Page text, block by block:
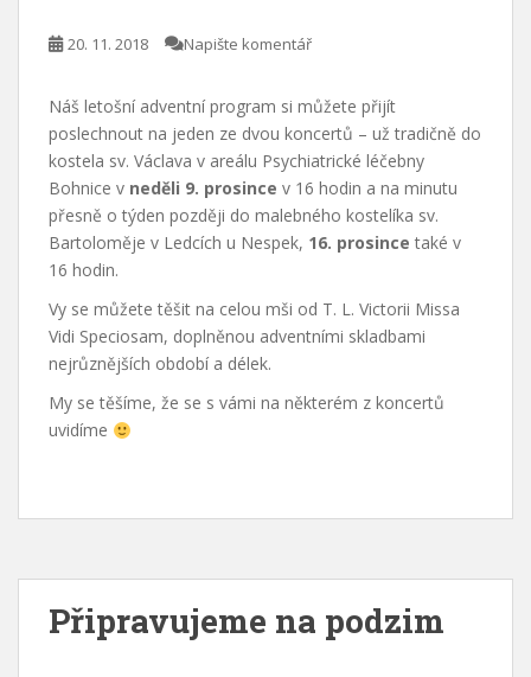
20. 11. 2018 Napište komentář
Náš letošní adventní program si můžete přijít
poslechnout na jeden ze dvou koncertů – už tradičně do
kostela sv. Václava v areálu Psychiatrické léčebny
Bohnice v neděli 9. prosince v 16 hodin a na minutu
přesně o týden později do malebného kostelíka sv.
Bartoloměje v Ledcích u Nespek, 16. prosince také v
16 hodin.
Vy se můžete těšit na celou mši od T. L. Victorii Missa
Vidi Speciosam, doplněnou adventními skladbami
nejrůznějších období a délek.
My se těšíme, že se s vámi na některém z koncertů
uvidíme
Připravujeme na podzim